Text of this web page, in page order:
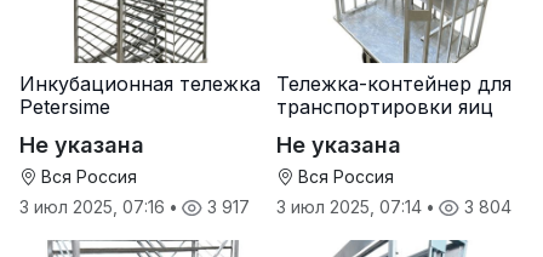
Инкубационная тележка
Petersime
Не указана
Вся Россия
3 июл 2025, 07:16 • 3 917
Тележка-контейнер для
транспортировки яиц
Не указана
Вся Россия
3 июл 2025, 07:14 • 3 804